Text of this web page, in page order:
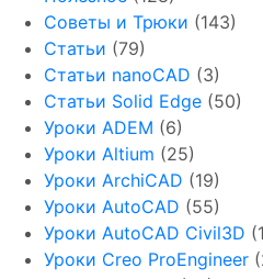
Советы и Трюки (143)
Статьи (79)
Статьи nanoCAD (3)
Статьи Solid Edge (50)
Уроки ADEM (6)
Уроки Altium (25)
Уроки ArchiCAD (19)
Уроки AutoCAD (55)
Уроки AutoCAD Civil3D
Уроки Creo ProEngineer